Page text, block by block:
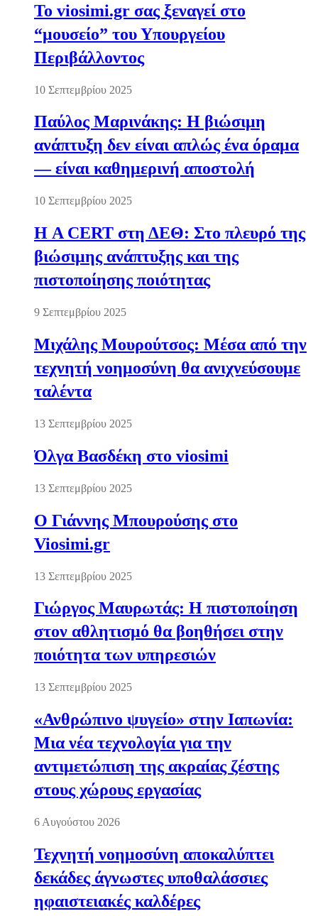
Το viosimi.gr σας ξεναγεί στο
“μουσείο” του Υπουργείου
Περιβάλλοντος
10 Σεπτεμβρίου 2025
Παύλος Μαρινάκης: Η βιώσιμη
ανάπτυξη δεν είναι απλώς ένα όραμα
— είναι καθημερινή αποστολή
10 Σεπτεμβρίου 2025
Η A CERT στη ΔΕΘ: Στο πλευρό της
βιώσιμης ανάπτυξης και της
πιστοποίησης ποιότητας
9 Σεπτεμβρίου 2025
Μιχάλης Μουρούτσος: Μέσα από την
τεχνητή νοημοσύνη θα ανιχνεύσουμε
ταλέντα
13 Σεπτεμβρίου 2025
Όλγα Βασδέκη στο viosimi
13 Σεπτεμβρίου 2025
Ο Γιάννης Μπουρούσης στο
Viosimi.gr
13 Σεπτεμβρίου 2025
Γιώργος Μαυρωτάς: Η πιστοποίηση
στον αθλητισμό θα βοηθήσει στην
ποιότητα των υπηρεσιών
13 Σεπτεμβρίου 2025
«Ανθρώπινο ψυγείο» στην Ιαπωνία:
Μια νέα τεχνολογία για την
αντιμετώπιση της ακραίας ζέστης
στους χώρους εργασίας
6 Αυγούστου 2026
Τεχνητή νοημοσύνη αποκαλύπτει
δεκάδες άγνωστες υποθαλάσσιες
ηφαιστειακές καλδέρες